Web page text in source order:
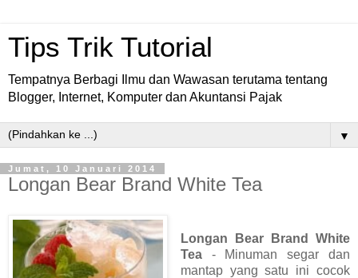
Tips Trik Tutorial
Tempatnya Berbagi Ilmu dan Wawasan terutama tentang
Blogger, Internet, Komputer dan Akuntansi Pajak
▼
Jumat, 10 Januari 2014
Longan Bear Brand White Tea
Longan Bear Brand White
Tea- Minuman segar dan
mantap yang satu ini cocok